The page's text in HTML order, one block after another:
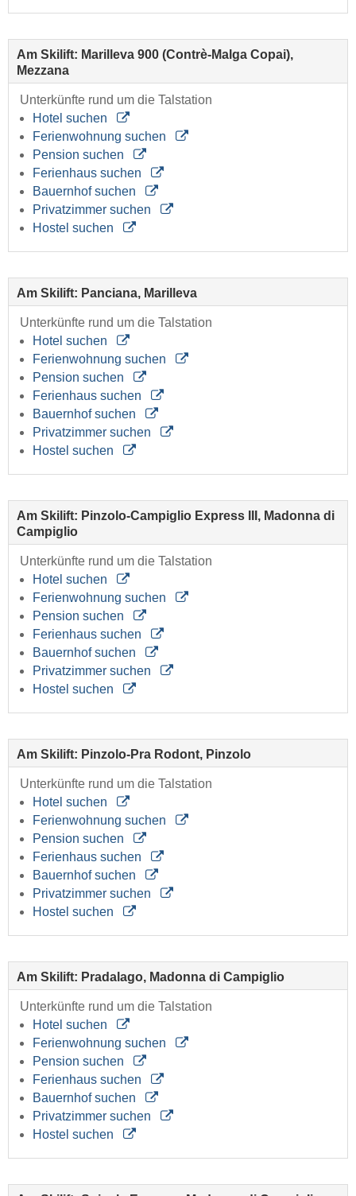
Am Skilift: Marilleva 900 (Contrè-Malga Copai),
Mezzana
Unterkünfte rund um die Talstation
Hotel suchen
Ferienwohnung suchen
Pension suchen
Ferienhaus suchen
Bauernhof suchen
Privatzimmer suchen
Hostel suchen
Am Skilift: Panciana, Marilleva
Unterkünfte rund um die Talstation
Hotel suchen
Ferienwohnung suchen
Pension suchen
Ferienhaus suchen
Bauernhof suchen
Privatzimmer suchen
Hostel suchen
Am Skilift: Pinzolo-Campiglio Express III, Madonna di
Campiglio
Unterkünfte rund um die Talstation
Hotel suchen
Ferienwohnung suchen
Pension suchen
Ferienhaus suchen
Bauernhof suchen
Privatzimmer suchen
Hostel suchen
Am Skilift: Pinzolo-Pra Rodont, Pinzolo
Unterkünfte rund um die Talstation
Hotel suchen
Ferienwohnung suchen
Pension suchen
Ferienhaus suchen
Bauernhof suchen
Privatzimmer suchen
Hostel suchen
Am Skilift: Pradalago, Madonna di Campiglio
Unterkünfte rund um die Talstation
Hotel suchen
Ferienwohnung suchen
Pension suchen
Ferienhaus suchen
Bauernhof suchen
Privatzimmer suchen
Hostel suchen